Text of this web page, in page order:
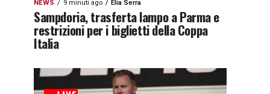
NEWS 9 minuti ago Elia Serra
Sampdoria, trasferta lampo a Parma e
restrizioni per i biglietti della Coppa
Italia